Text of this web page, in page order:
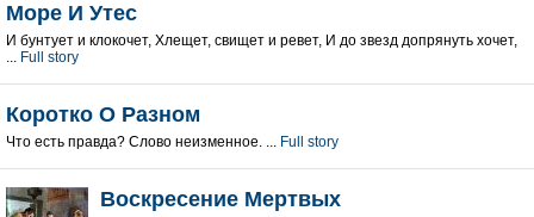
Море И Утес
И бунтует и клокочет, Хлещет, свищет и ревет, И до звезд допрянуть хочет,
... Full story
Коротко О Разном
Что есть правда? Слово неизменное. ... Full story
Воскресение Мертвых